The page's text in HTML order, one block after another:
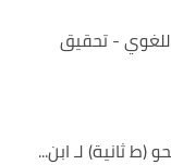
- تحقيق
ثانية) لـ ابن...